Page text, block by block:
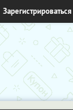
Зарегистрироваться